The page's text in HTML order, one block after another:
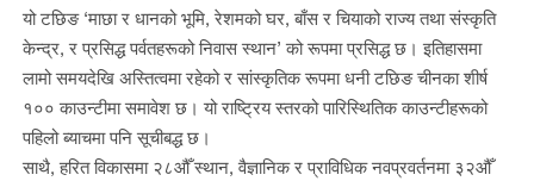
यो टछिङ ‘माछा र धानको भूमि, रेशमको घर, बाँस र चियाको राज्य तथा संस्कृति
केन्द्र, र प्रसिद्ध पर्वतहरूको निवास स्थान’ को रूपमा प्रसिद्ध छ। इतिहासमा
लामो समयदेखि अस्तित्वमा रहेको र सांस्कृतिक रूपमा धनी टछिङ चीनका शीर्ष
१०० काउन्टीमा समावेश छ। यो राष्ट्रिय स्तरको पारिस्थितिक काउन्टीहरूको
पहिलो ब्याचमा पनि सूचीबद्ध छ।
साथै, हरित विकासमा २८औँ स्थान, वैज्ञानिक र प्राविधिक नवप्रवर्तनमा ३२औँ